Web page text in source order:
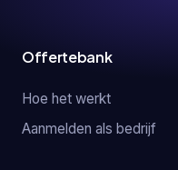
Offertebank
Hoe het werkt
Aanmelden als bedrijf